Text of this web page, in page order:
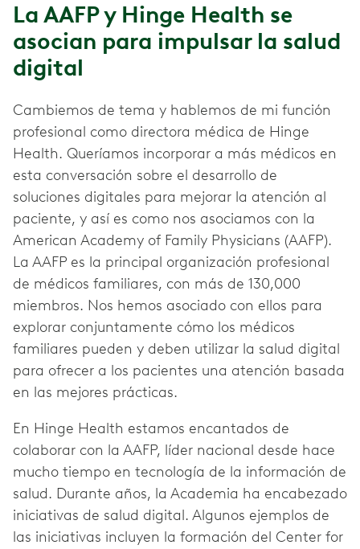
La AAFP y Hinge Health se
asocian para impulsar la salud
digital
Cambiemos de tema y hablemos de mi función
profesional como directora médica de Hinge
Health. Queríamos incorporar a más médicos en
esta conversación sobre el desarrollo de
soluciones digitales para mejorar la atención al
paciente, y así es como nos asociamos con la
American Academy of Family Physicians (AAFP).
La AAFP es la principal organización profesional
de médicos familiares, con más de 130,000
miembros. Nos hemos asociado con ellos para
explorar conjuntamente cómo los médicos
familiares pueden y deben utilizar la salud digital
para ofrecer a los pacientes una atención basada
en las mejores prácticas.
En Hinge Health estamos encantados de
colaborar con la AAFP, líder nacional desde hace
mucho tiempo en tecnología de la información de
salud. Durante años, la Academia ha encabezado
iniciativas de salud digital. Algunos ejemplos de
las iniciativas incluyen la formación del Center for